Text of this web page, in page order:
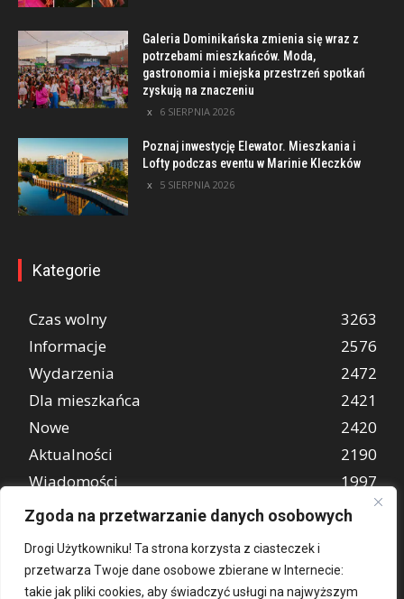
Zgoda na przetwarzanie danych osobowych
Drogi Użytkowniku! Ta strona korzysta z ciasteczek i
przetwarza Twoje dane osobowe zbierane w Internecie:
takie jak pliki cookies, aby świadczyć usługi na najwyższym
Galeria Dominikańska zmienia się wraz z
potrzebami mieszkańców. Moda,
gastronomia i miejska przestrzeń spotkań
zyskują na znaczeniu
6 SIERPNIA 2026
Poznaj inwestycję Elewator. Mieszkania i
Lofty podczas eventu w Marinie Kleczków
5 SIERPNIA 2026
Kategorie
Czas wolny
3263
Informacje
2576
Wydarzenia
2472
Dla mieszkańca
2421
Nowe
2420
Aktualności
2190
Wiadomości
1997
REKLAMA
849